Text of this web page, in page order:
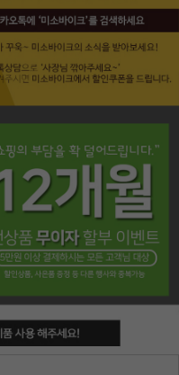
이코 라이프